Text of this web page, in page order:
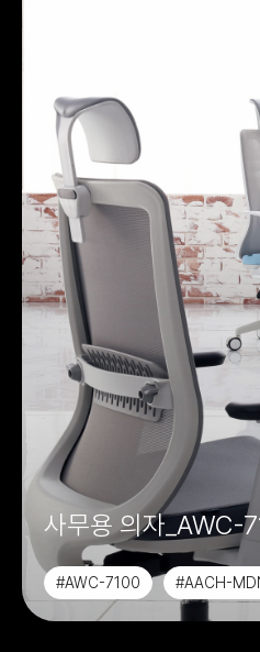
사무용 의자_AWC-
#AWC-7100
#AACH-
#AACH-MDN200A